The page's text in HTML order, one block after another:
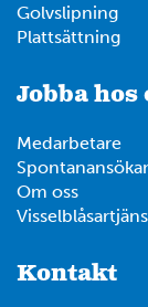
Golvslipning
Plattsättning
Jobba hos
Medarbetare
Om oss
Kontakt